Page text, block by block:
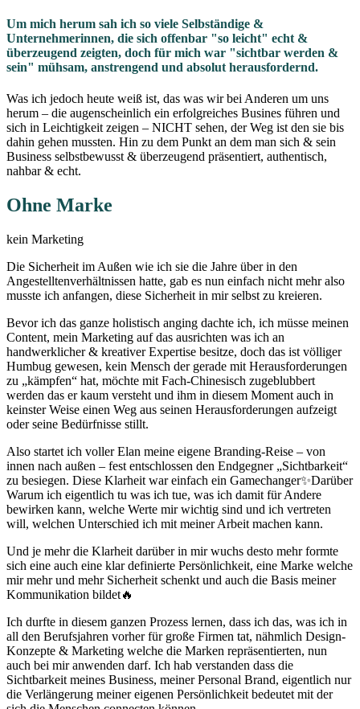
Um mich herum sah ich so viele Selbständige &
Unternehmerinnen, die sich offenbar "so leicht" echt &
überzeugend zeigten, doch für mich war "sichtbar werden &
sein" mühsam, anstrengend und absolut herausfordernd.
Was ich jedoch heute weiß ist, das was wir bei Anderen um uns
herum – die augenscheinlich ein erfolgreiches Busines führen und
sich in Leichtigkeit zeigen – NICHT sehen, der Weg ist den sie bis
dahin gehen mussten. Hin zu dem Punkt an dem man sich & sein
Business selbstbewusst & überzeugend präsentiert, authentisch,
nahbar & echt.
Ohne Marke
kein Marketing
Die Sicherheit im Außen wie ich sie die Jahre über in den
Angestelltenverhältnissen hatte, gab es nun einfach nicht mehr also
musste ich anfangen, diese Sicherheit in mir selbst zu kreieren.
Bevor ich das ganze holistisch anging dachte ich, ich müsse meinen
Content, mein Marketing auf das ausrichten was ich an
handwerklicher & kreativer Expertise besitze, doch das ist völliger
Humbug gewesen, kein Mensch der gerade mit Herausforderungen
zu „kämpfen“ hat, möchte mit Fach-Chinesisch zugeblubbert
werden das er kaum versteht und ihm in diesem Moment auch in
keinster Weise einen Weg aus seinen Herausforderungen aufzeigt
oder seine Bedürfnisse stillt.
Also startet ich voller Elan meine eigene Branding-Reise – von
innen nach außen – fest entschlossen den Endgegner „Sichtbarkeit“
zu besiegen. Diese Klarheit war einfach ein Gamechanger✨Darüber
Warum ich eigentlich tu was ich tue, was ich damit für Andere
bewirken kann, welche Werte mir wichtig sind und ich vertreten
will, welchen Unterschied ich mit meiner Arbeit machen kann.
Und je mehr die Klarheit darüber in mir wuchs desto mehr formte
sich eine auch eine klar definierte Persönlichkeit, eine Marke welche
mir mehr und mehr Sicherheit schenkt und auch die Basis meiner
Kommunikation bildet🔥
Ich durfte in diesem ganzen Prozess lernen, dass ich das, was ich in
all den Berufsjahren vorher für große Firmen tat, nähmlich Design-
Konzepte & Marketing welche die Marken repräsentierten, nun
auch bei mir anwenden darf. Ich hab verstanden dass die
Sichtbarkeit meines Business, meiner Personal Brand, eigentlich nur
die Verlängerung meiner eigenen Persönlichkeit bedeutet mit der